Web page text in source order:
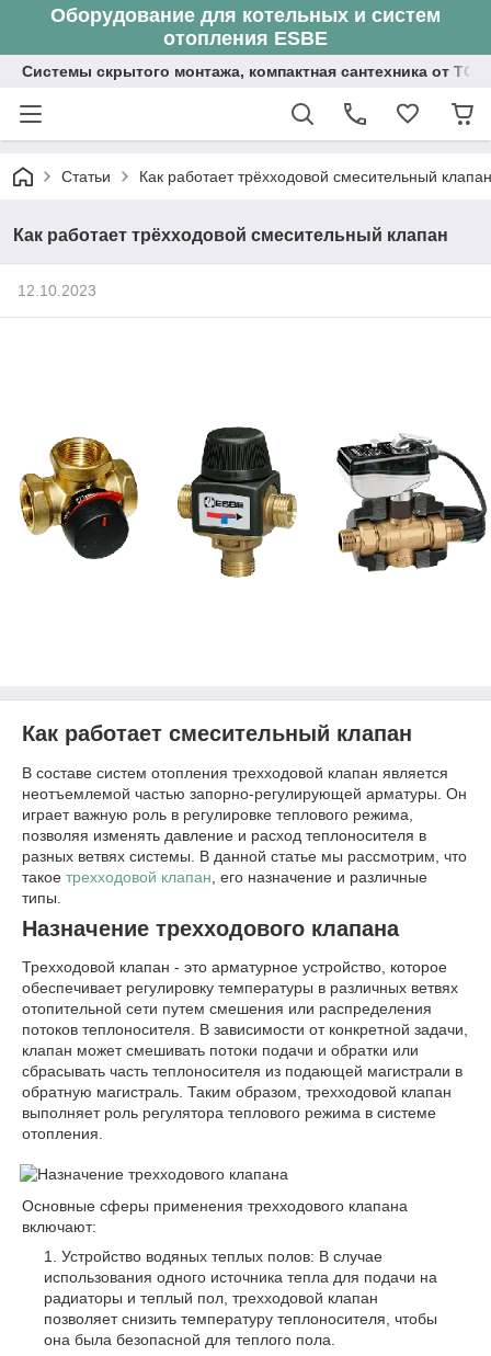
Оборудование для котельных и систем
отопления ESBE
Системы скрытого монтажа, компактная сантехника от
Статьи Как работает трёхходовой смесительный клапан
Как работает трёхходовой смесительный клапан
12.10.2023
Как работает смесительный клапан
В составе систем отопления трехходовой клапан является
неотъемлемой частью запорно-регулирующей арматуры. Он
играет важную роль в регулировке теплового режима,
позволяя изменять давление и расход теплоносителя в
разных ветвях системы. В данной статье мы рассмотрим, что
такое трехходовой клапан , его назначение и различные
типы.
Назначение трехходового клапана
Трехходовой клапан - это арматурное устройство, которое
обеспечивает регулировку температуры в различных ветвях
отопительной сети путем смешения или распределения
потоков теплоносителя. В зависимости от конкретной задачи,
клапан может смешивать потоки подачи и обратки или
сбрасывать часть теплоносителя из подающей магистрали в
обратную магистраль. Таким образом, трехходовой клапан
выполняет роль регулятора теплового режима в системе
отопления.
Основные сферы применения трехходового клапана
включают:
Устройство водяных теплых полов: В случае
использования одного источника тепла для подачи на
радиаторы и теплый пол, трехходовой клапан
позволяет снизить температуру теплоносителя, чтобы
она была безопасной для теплого пола.